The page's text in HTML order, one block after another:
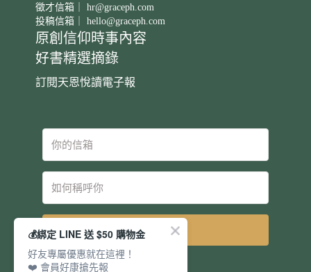
徵才信箱｜ hr@graceph.com
投稿信箱｜ hello@graceph.com
原創信仰時事內容
好書精選摘錄
訂閱天恩悅讀電子報
立即訂閱
💰綁定 LINE 送 $50 購物金
好友專屬優惠就在這裡！
❤️ 會員好康搶先報